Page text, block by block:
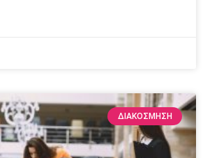
ΔΙΑΚΌΣΜΗΣΗ